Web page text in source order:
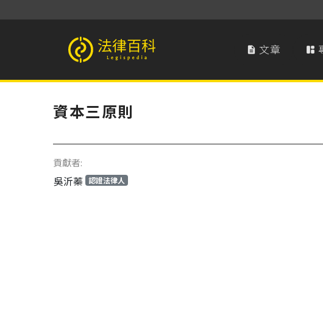
法律百科 Legispedia  文章 
資本三原則
貢獻者:
吳沂蓁 認證法律人